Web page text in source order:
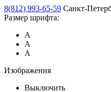
8(812) 993-65-59 Санкт-
Размер шрифта:
А
А
А
Изображения
Выключить